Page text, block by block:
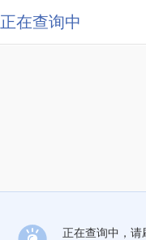
正在查询中
正在查询中，请